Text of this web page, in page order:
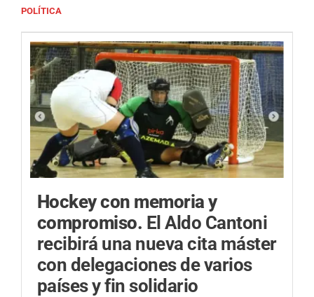
POLÍTICA
Hockey con memoria y
compromiso. El Aldo Cantoni
recibirá una nueva cita máster
con delegaciones de varios
países y fin solidario